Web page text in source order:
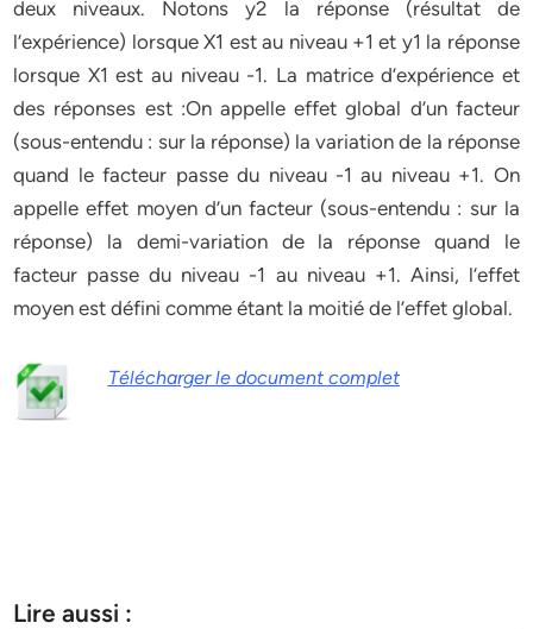
deux niveaux. Notons y2 la réponse (résultat de
l’expérience) lorsque X1 est au niveau +1 et y1 la réponse
lorsque X1 est au niveau -1. La matrice d’expérience et
des réponses est :On appelle effet global d’un facteur
(sous-entendu : sur la réponse) la variation de la réponse
quand le facteur passe du niveau -1 au niveau +1. On
appelle effet moyen d’un facteur (sous-entendu : sur la
réponse) la demi-variation de la réponse quand le
facteur passe du niveau -1 au niveau +1. Ainsi, l’effet
moyen est défini comme étant la moitié de l’effet global.
Télécharger le document complet
Lire aussi :